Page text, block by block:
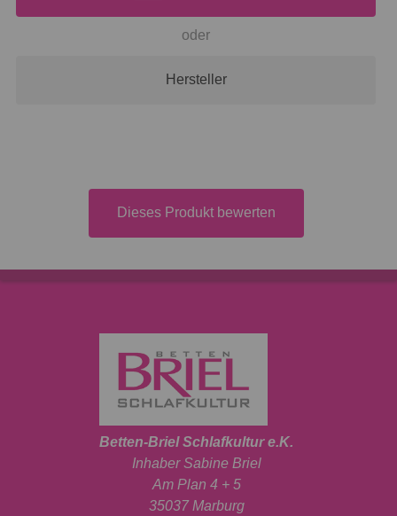
oder
Hersteller
Dieses Produkt bewerten
Betten-Briel Schlafkultur e.K.
Inhaber Sabine Briel
Am Plan 4 + 5
35037 Marburg